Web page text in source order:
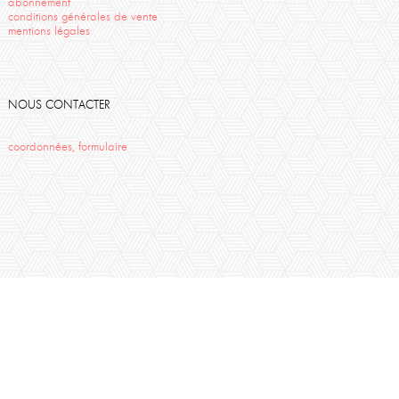
conditions générales de vente
mentions légales
NOUS CONTACTER
coordonnées, formulaire